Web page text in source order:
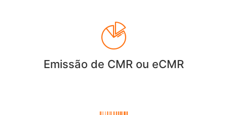
Emissão de CMR ou eCMR